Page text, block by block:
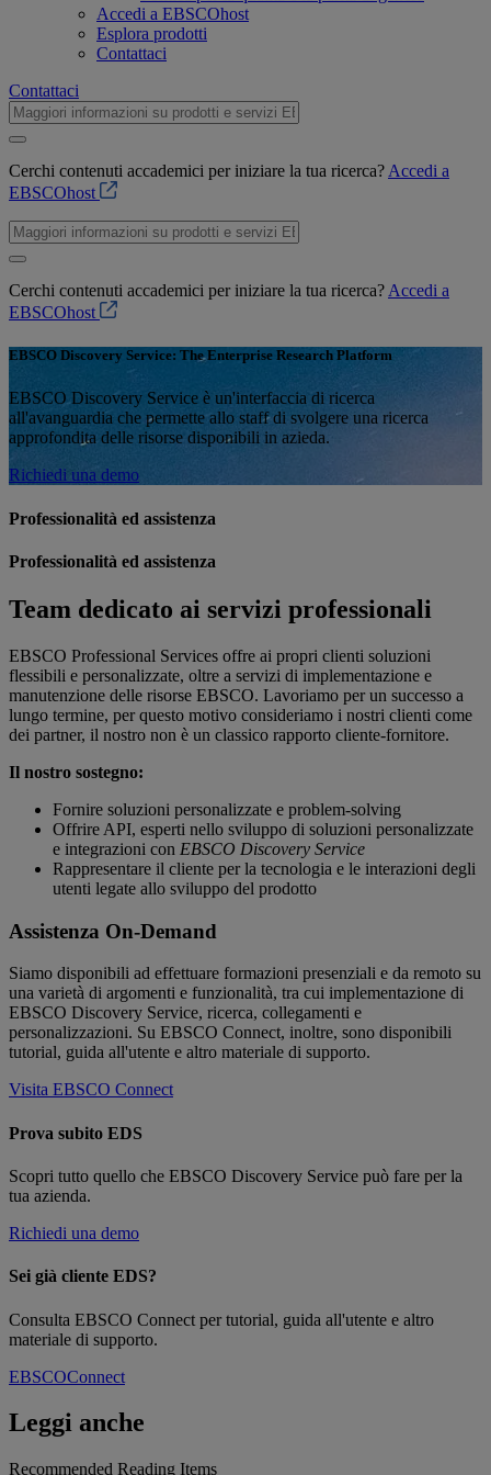
Accedi a EBSCOhost
Esplora prodotti
Contattaci
Contattaci
Cerchi contenuti accademici per iniziare la tua ricerca? Accedi a
EBSCOhost
Cerchi contenuti accademici per iniziare la tua ricerca? Accedi a
EBSCOhost
EBSCO Discovery Service: The Enterprise Research Platform
EBSCO Discovery Service è un'interfaccia di ricerca
all'avanguardia che permette allo staff di svolgere una ricerca
approfondita delle risorse disponibili in azieda.
Richiedi una demo
Professionalità ed assistenza
Professionalità ed assistenza
Team dedicato ai servizi professionali
EBSCO Professional Services offre ai propri clienti soluzioni
flessibili e personalizzate, oltre a servizi di implementazione e
manutenzione delle risorse EBSCO. Lavoriamo per un successo a
lungo termine, per questo motivo consideriamo i nostri clienti come
dei partner, il nostro non è un classico rapporto cliente-fornitore.
Il nostro sostegno:
Fornire soluzioni personalizzate e problem-solving
Offrire API, esperti nello sviluppo di soluzioni personalizzate
e integrazioni con EBSCO Discovery Service
Rappresentare il cliente per la tecnologia e le interazioni degli
utenti legate allo sviluppo del prodotto
Assistenza On-Demand
Siamo disponibili ad effettuare formazioni presenziali e da remoto su
una varietà di argomenti e funzionalità, tra cui implementazione di
EBSCO Discovery Service, ricerca, collegamenti e
personalizzazioni. Su EBSCO Connect, inoltre, sono disponibili
tutorial, guida all'utente e altro materiale di supporto.
Visita EBSCO Connect
Prova subito EDS
Scopri tutto quello che EBSCO Discovery Service può fare per la
tua azienda.
Richiedi una demo
Sei già cliente EDS?
Consulta EBSCO Connect per tutorial, guida all'utente e altro
materiale di supporto.
EBSCOConnect
Leggi anche
Recommended Reading Items